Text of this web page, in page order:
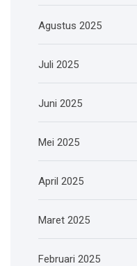
Agustus 2025
Juli 2025
Juni 2025
Mei 2025
April 2025
Maret 2025
Februari 2025